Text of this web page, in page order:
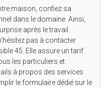
maison, confiez sa
dans le domaine. Ainsi,
après le travail.
pas à contacter
45. Elle assure un tarif
les particuliers et
à propos des services
le formulaire dédié sur le